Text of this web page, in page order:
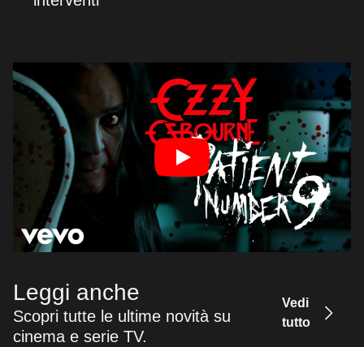
Leggi anche
Scopri tutte le ultime novità su
cinema e serie TV.
Vedi
tutto